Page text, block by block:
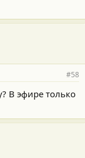
#58
В эфире только